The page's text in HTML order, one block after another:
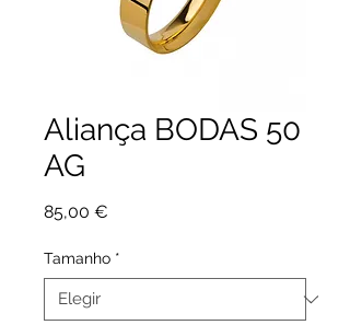
Aliança BODAS 50
AG
85,00 €
Tamanho *